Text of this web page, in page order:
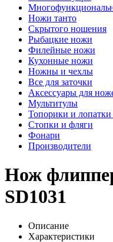
Ножи танто
Скрытого ношения
Рыбацкие ножи
Филейные ножи
Кухонные ножи
Ножны и чехлы
Все для заточки
Аксессуары для
Мультитулы
Топорики и лопатки
Стопки и фляги
Фонари
Производители
Нож
SD1031
Описание
Характеристики